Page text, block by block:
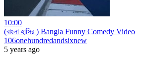
10:00
(বাংলা হাসির ) Bangla Funny Comedy Video
106onehundredandsixnew
5 years ago